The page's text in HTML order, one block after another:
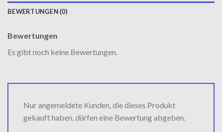
BEWERTUNGEN (0)
Bewertungen
Es gibt noch keine Bewertungen.
Nur angemeldete Kunden, die dieses Produkt
gekauft haben, dürfen eine Bewertung abgeben.